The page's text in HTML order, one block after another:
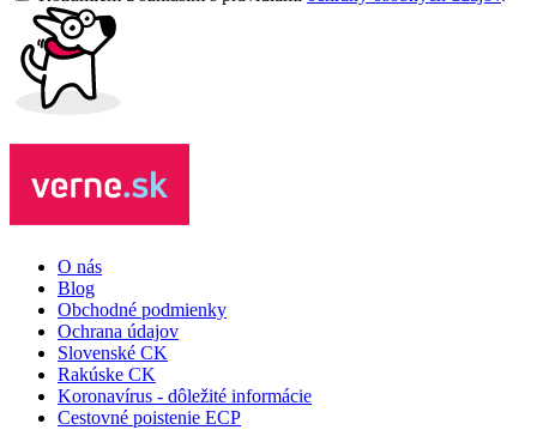
O nás
Blog
Obchodné podmienky
Ochrana údajov
Slovenské CK
Rakúske CK
Koronavírus - dôležité informácie
Cestovné poistenie ECP